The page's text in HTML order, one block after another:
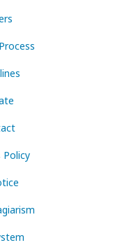
Policy